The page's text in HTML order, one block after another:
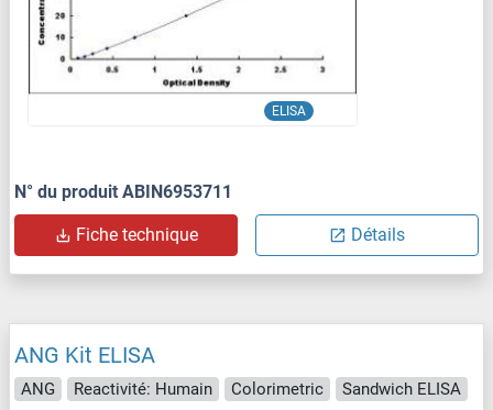
ELISA
N° du produit ABIN6953711
Fiche technique Détails
ANG Kit ELISA
ANG Reactivité: Humain Colorimetric
Sandwich ELISA